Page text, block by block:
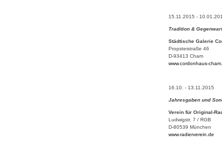
15.11.2015 -
Tradition &
Städtische Galerie
Propsteistraße 46
D-93413 Cham
www.cordonhaus-
16.10. - 13.11.2015
Jahresgaben und
Verein für Original-
Ludwigstr. 7 / RGB
D-80539 München
www.radierverein.de